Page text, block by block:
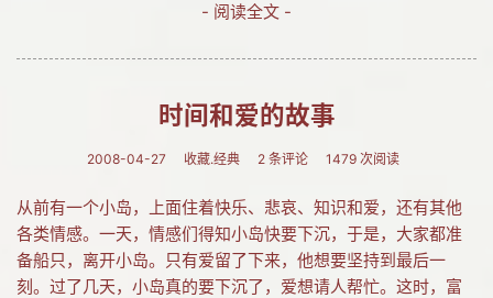
- 阅读全文 -
时间和爱的故事
2008-04-27 收藏.经典 2 条评论 1479 次阅读
从前有一个小岛，上面住着快乐、悲哀、知识和爱，还有其他
各类情感。一天，情感们得知小岛快要下沉，于是，大家都准
备船只，离开小岛。只有爱留了下来，他想要坚持到最后一
刻。过了几天，小岛真的要下沉了，爱想请人帮忙。这时，富